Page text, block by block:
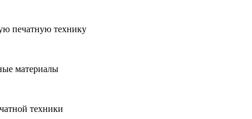
печатную технику
материалы
техники